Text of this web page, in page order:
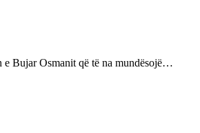
e Bujar Osmanit që të na mundësojë…